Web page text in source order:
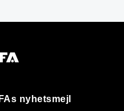
nyhetsmejl